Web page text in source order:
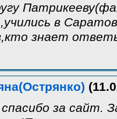
в
знает
за сайт.